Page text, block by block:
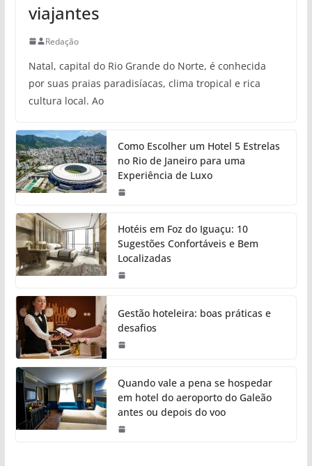
viajantes
Redação
Natal, capital do Rio Grande do Norte, é conhecida
por suas praias paradisíacas, clima tropical e rica
cultura local. Ao
Como Escolher um Hotel 5 Estrelas
no Rio de Janeiro para uma
Experiência de Luxo
Hotéis em Foz do Iguaçu: 10
Sugestões Confortáveis e Bem
Localizadas
Gestão hoteleira: boas práticas e
desafios
Quando vale a pena se hospedar
em hotel do aeroporto do Galeão
antes ou depois do voo